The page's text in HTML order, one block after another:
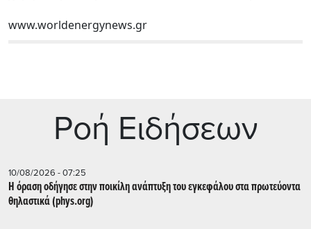
www.worldenergynews.gr
Ρoή Ειδήσεων
10/08/2026 - 07:25
Η όραση οδήγησε στην ποικίλη ανάπτυξη του εγκεφάλου στα πρωτεύοντα
θηλαστικά (phys.org)